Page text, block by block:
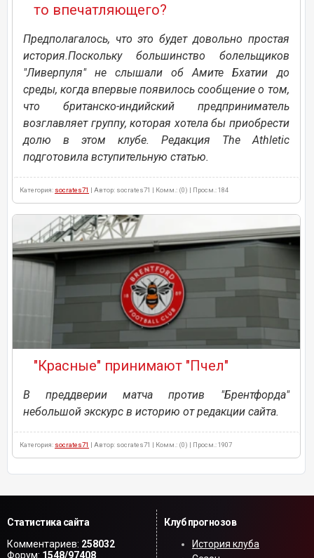
то впечатляющего?
Предполагалось, что это будет довольно простая
история.Поскольку большинство болельщиков
"Ливерпуля" не слышали об Амите Бхатии до
среды, когда впервые появилось сообщение о том,
что британско-индийский предприниматель
возглавляет группу, которая хотела бы приобрести
долю в этом клубе. Редакция The Athletic
подготовила вступительную статью.
Категория: socrates71 | Автор: socrates71 | Комм.: (0) | Просм.: 184
"Красные" принимают "Пчел"
В преддверии матча против "Брентфорда"
небольшой экскурс в историю от редакции сайта.
Категория: socrates71 | Автор: socrates71 | Комм.: (0) | Просм.: 1907
Статистика сайта
Комментариев: 258032
Форум: 1548/97408
Клуб прогнозов
История клуба